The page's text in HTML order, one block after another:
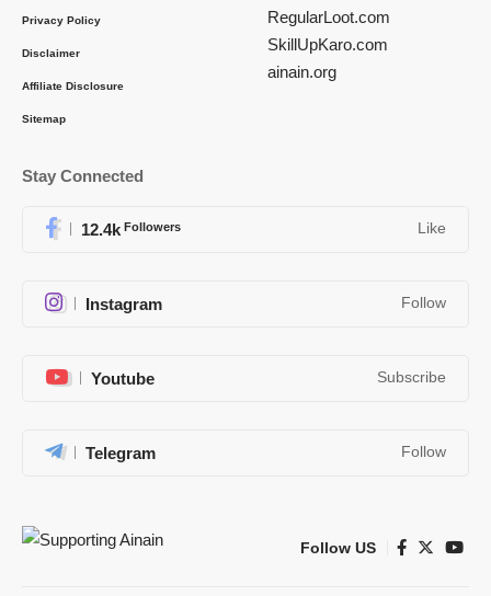
Privacy Policy
Disclaimer
Affiliate Disclosure
Sitemap
RegularLoot.com
SkillUpKaro.com
ainain.org
Stay Connected
12.4k Followers Like
Instagram Follow
Youtube Subscribe
Telegram Follow
Follow US